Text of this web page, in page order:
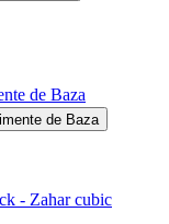
de Baza
de Baza
- Zahar cubic